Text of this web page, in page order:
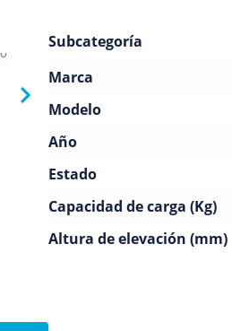
Subcategoría
Marca
Modelo
Año
Estado
Capacidad de carga (Kg)
Altura de elevación (mm)